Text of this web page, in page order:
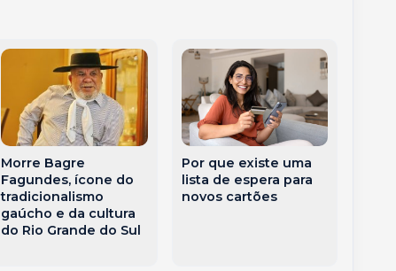
Morre Bagre
Fagundes, ícone do
tradicionalismo
gaúcho e da cultura
do Rio Grande do Sul
Por que existe uma
lista de espera para
novos cartões